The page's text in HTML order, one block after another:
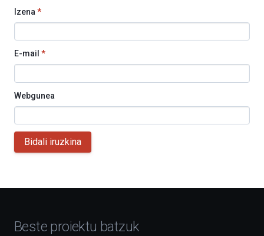
Izena *
E-mail *
Webgunea
Bidali iruzkina
Beste proiektu batzuk